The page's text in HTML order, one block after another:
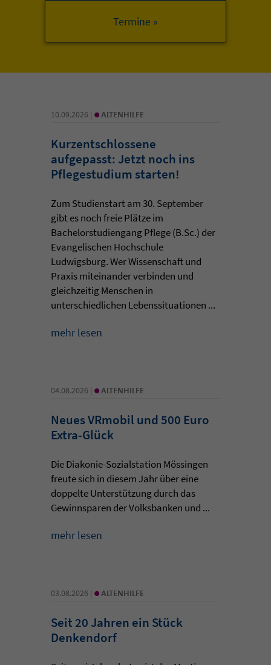
10.09.2026 | • ALTENHILFE
Kurzentschlossene
aufgepasst: Jetzt noch ins
Pflegestudium starten!
Zum Studienstart am 30. September
gibt es noch freie Plätze im
Bachelorstudiengang Pflege (B.Sc.) der
Evangelischen Hochschule
Ludwigsburg. Wer Wissenschaft und
Praxis miteinander verbinden und
gleichzeitig Menschen in
unterschiedlichen Lebenssituationen ...
mehr lesen
04.08.2026 | • ALTENHILFE
Neues VRmobil und 500 Euro
Extra-Glück
Die Diakonie-Sozialstation Mössingen
freute sich in diesem Jahr über eine
doppelte Unterstützung durch das
Gewinnsparen der Volksbanken und ...
mehr lesen
03.08.2026 | • ALTENHILFE
Seit 20 Jahren ein Stück
Denkendorf